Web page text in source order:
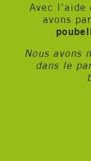
Avec l’aide
avons
Nous avons
dans le